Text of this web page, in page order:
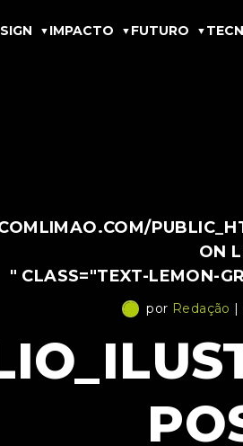
IMPACTO FUTURO
ON
" CLASS="TEXT-LEMON-
por Redação |